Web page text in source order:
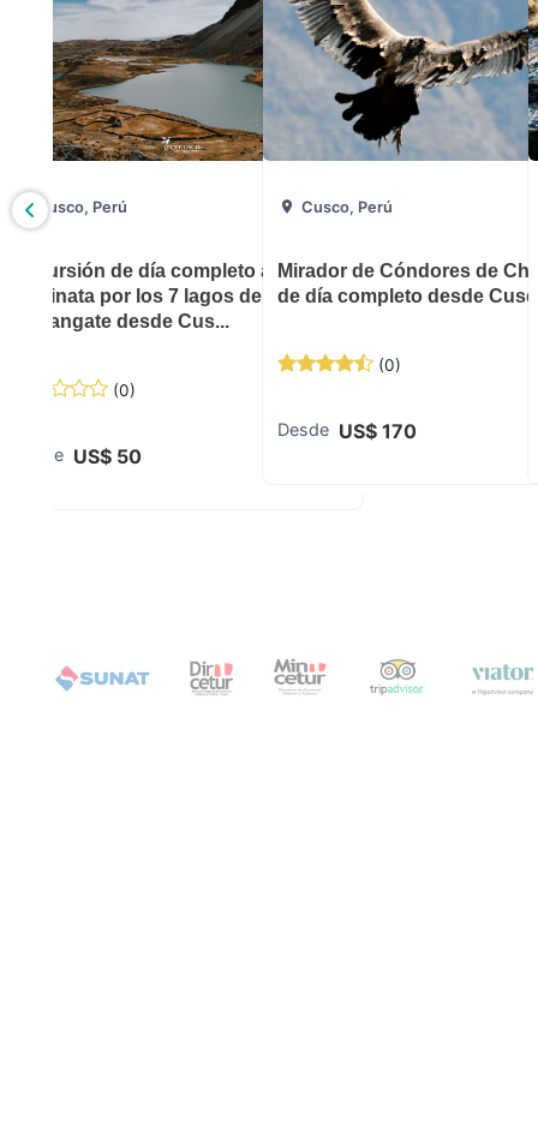
en
Cusco, Perú
Excursión de día completo a
caminata por los 7 lagos de
Ausangate desde Cus...
(0)
Desde US$ 50
Cusco, Perú
Mirador de Cóndores de
de día completo desde
(0)
Desde US$ 170